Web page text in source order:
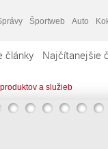
Športweb Auto
články Najčítanejšie
a služieb